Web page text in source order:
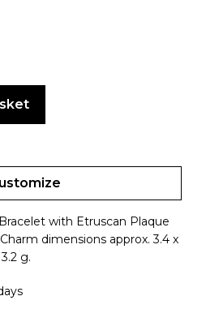
with Etruscan Plaque
dimensions approx. 3.4 x
g.